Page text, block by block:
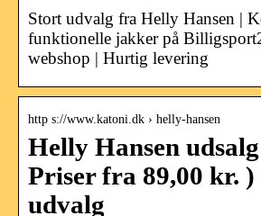
Stort udvalg fra Helly Hansen |
funktionelle jakker på
webshop | Hurtig levering
http s://www.katoni.dk › helly-hansen
Helly Hansen
Priser fra 89,00 kr.
udvalg